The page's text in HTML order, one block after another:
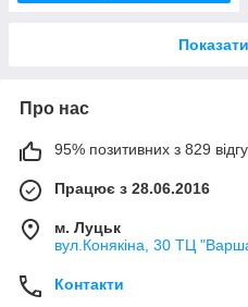
Про нас
95% позитивних з 829
Працює з 28.06.2016
м. Луцьк
вул.Конякіна, 30 ТЦ
Контакти